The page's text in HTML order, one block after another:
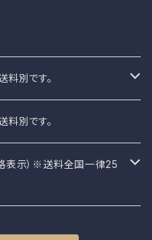
別です。
別です。
表示）※送料全国一律25